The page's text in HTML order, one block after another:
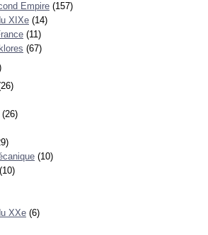
Empire (157)
XIXe (14)
(11)
(67)
(26)
(10)
(10)
XXe (6)